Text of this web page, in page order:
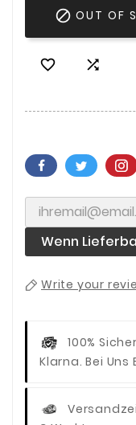
 OUT OF
 
Wenn
Write your
100%
Klarna. Bei